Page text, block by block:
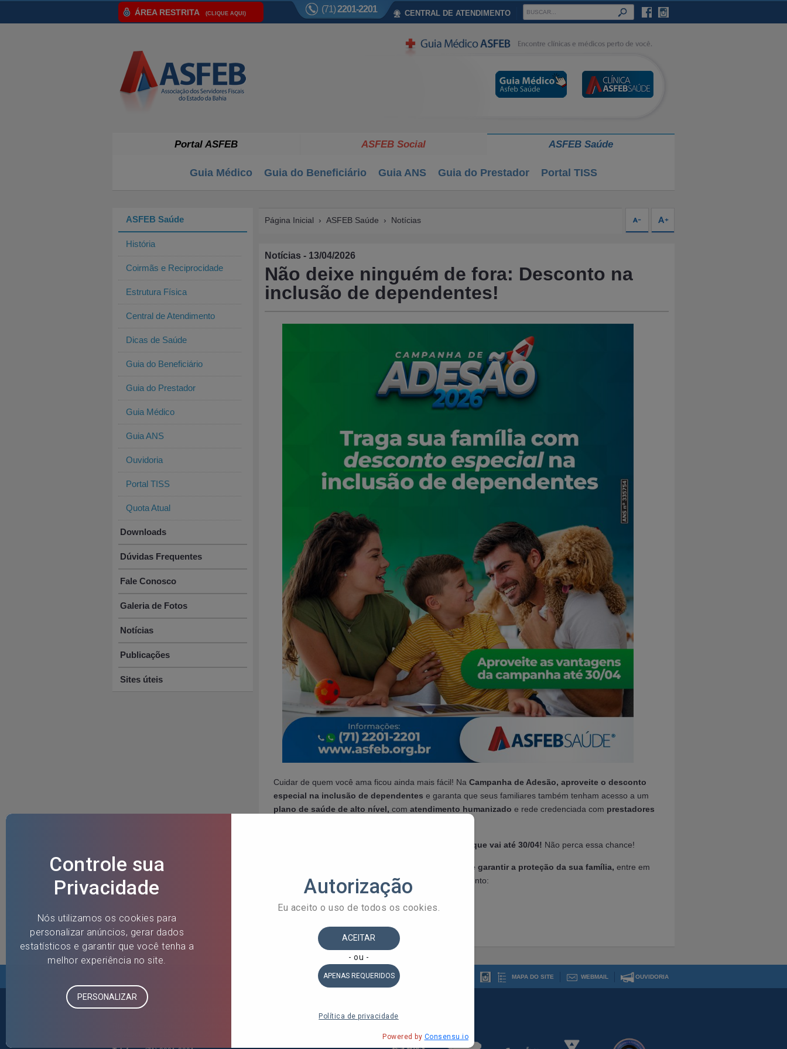
ÁREA RESTRITA (CLIQUE AQUI) (71)2201-2201 CENTRAL DE ATENDIMENTO
Portal ASFEB ASFEB Social ASFEB Saúde
Guia Médico Guia do Beneficiário Guia ANS Guia do Prestador Portal TISS
ASFEB Saúde
História
Coirmãs e Reciprocidade
Estrutura Física
Central de Atendimento
Dicas de Saúde
Guia do Beneficiário
Guia do Prestador
Guia Médico
Guia ANS
Ouvidoria
Portal TISS
Quota Atual
Downloads
Dúvidas Frequentes
Fale Conosco
Galeria de Fotos
Notícias
Publicações
Sites úteis
Página Inicial › ASFEB Saúde › Notícias
Notícias - 13/04/2026
Não deixe ninguém de fora: Desconto na
inclusão de dependentes!
Cuidar de quem você ama ficou ainda mais fácil! Na Campanha de Adesão, aproveite o desconto
especial na inclusão de dependentes e garanta que seus familiares também tenham acesso a um
plano de saúde de alto nível, com atendimento humanizado e rede credenciada com prestadores
Aproveite esse e outros benefícios da campanha que vai até 30/04! Não perca essa chance!
Para conhecer todas as condições da campanha e garantir a proteção da sua família, entre em
contato hoje mesmo com a nossa equipe de Atendimento:
Telefone fixo/WhatsApp: (71) 2201-2201
atendimento@asfeb.org.br
OUVIDORIA
WEBMAIL
MAPA DO SITE
ASFEB - Associação dos Servidores Fiscais do Estado da Bahia